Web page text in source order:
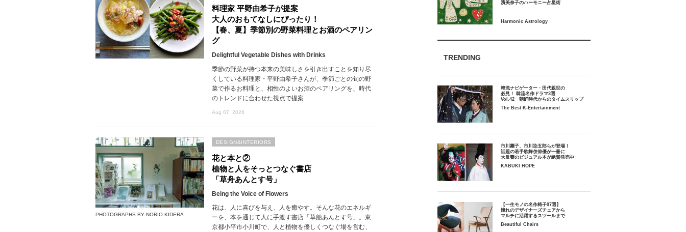
料理家 平野由希子が提案
大人のおもてなしにぴったり！
【春、夏】季節別の野菜料理とお酒のペアリン
グ
Delightful Vegetable Dishes with Drinks
季節の野菜が持つ本来の美味しさを引き出すことを知り尽
くしている料理家・平野由希子さんが、季節ごとの旬の野
菜で作るお料理と、相性のよいお酒のペアリングを、時代
のトレンドに合わせた視点で提案
Aug 07, 2026
PHOTOGRAPHS BY NORIO KIDERA
花と本と②
植物と人をそっとつなぐ書店
「草舟あんとす号」
Being the Voice of Flowers
花は、人に喜びを与え、人を癒やす。そんな花のエネルギ
ーを、本を通じて人に手渡す書店「草船あんとす号」。東
京都小平市小川町で、人と植物を優しくつなぐ場を営む、
DESIGN&INTERIORS
TRENDING
韓流ナビゲーター・田代親世の
必見！ 韓流名作ドラマ3選
Vol.42 朝鮮時代からのタイムスリップ
The Best K-Entertainment
市川團子、市川染五郎らが登場！
話題の若手歌舞伎俳優が一冊に
大反響のビジュアル本が絶賛発売中
KABUKI HOPE
【一生モノの名作椅子97選】
憧れのデザイナーズチェアから
マルチに活躍するスツールまで
Beautiful Chairs